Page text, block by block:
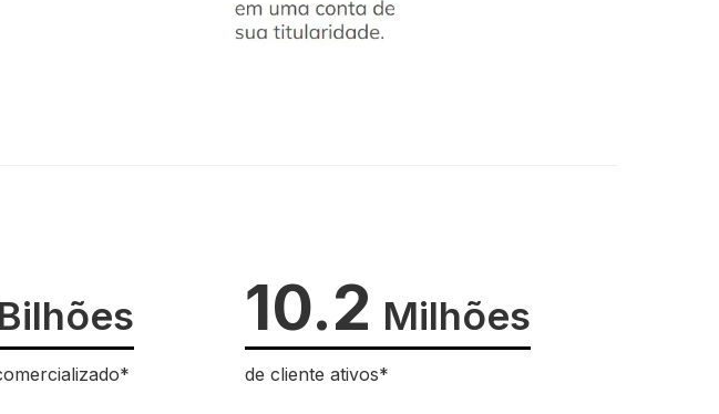
Bilhões 10.2 Milhões
de cliente ativos*